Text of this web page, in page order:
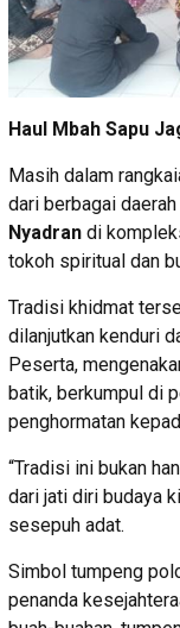
Haul Mbah Sapu
Masih dalam
dari berbagai
Nyadran di
tokoh spiritual dan
Tradisi khidmat
dilanjutkan kenduri
Peserta,
batik, berkumpul di
penghormatan
“Tradisi ini bukan
dari jati diri budaya
sesepuh adat.
Simbol tumpeng
penanda